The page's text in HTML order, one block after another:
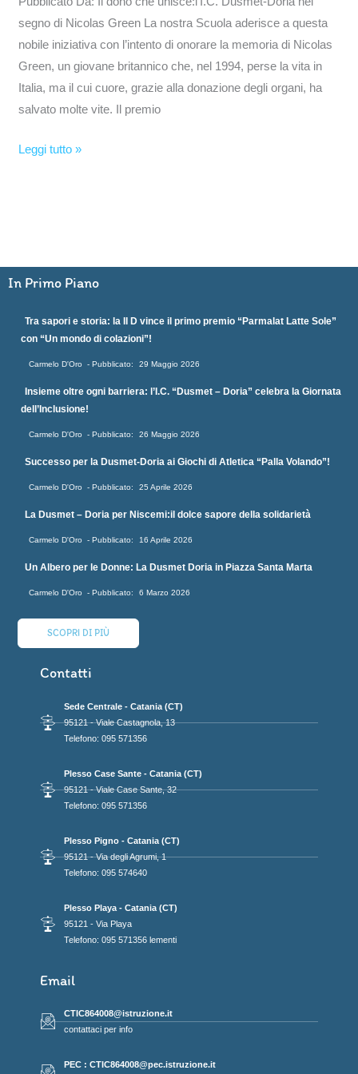
segno di Nicolas Green La nostra Scuola aderisce a questa
nobile iniziativa con l’intento di onorare la memoria di Nicolas
Green, un giovane britannico che, nel 1994, perse la vita in
Italia, ma il cui cuore, grazie alla donazione degli organi, ha
salvato molte vite. Il premio
Leggi tutto »
In Primo Piano
Tra sapori e storia: la II D vince il primo premio “Parmalat Latte Sole”
con “Un mondo di colazioni”!
Carmelo D'Oro 29 Maggio 2026
Insieme oltre ogni barriera: l’I.C. “Dusmet – Doria” celebra la Giornata
dell’Inclusione!
Carmelo D'Oro 26 Maggio 2026
Successo per la Dusmet-Doria ai Giochi di Atletica “Palla Volando”!
Carmelo D'Oro 25 Aprile 2026
La Dusmet – Doria per Niscemi:il dolce sapore della solidarietà
Carmelo D'Oro 16 Aprile 2026
Un Albero per le Donne: La Dusmet Doria in Piazza Santa Marta
Carmelo D'Oro 6 Marzo 2026
SCOPRI DI PIÙ
Contatti
Sede Centrale - Catania (CT)
95121 - Viale Castagnola, 13
Telefono: 095 571356
Plesso Case Sante - Catania (CT)
95121 - Viale Case Sante, 32
Telefono: 095 571356
Plesso Pigno - Catania (CT)
95121 - Via degli Agrumi, 1
Telefono: 095 574640
Plesso Playa - Catania (CT)
95121 - Via Playa
Telefono: 095 571356 lementi
Email
CTIC864008@istruzione.it
contattaci per info
PEC : CTIC864008@pec.istruzione.it